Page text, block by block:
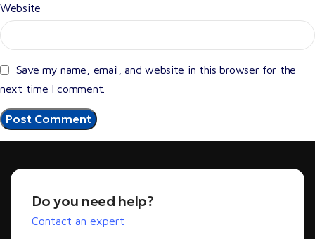
Website
Save my name, email, and website in this browser for the
next time I comment.
Do you need help?
Contact an expert